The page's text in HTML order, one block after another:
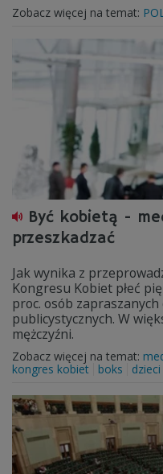
Zobacz więcej na temat:
Być kobietą -
przeszkadzać
Jak wynika z
Kongresu Kobiet płeć
proc. osób
publicystycznych. W
mężczyźni.
Zobacz więcej na temat:
kongres kobiet
boks dzieci